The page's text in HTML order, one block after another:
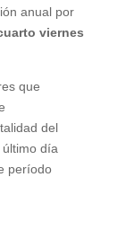
anual por
viernes
que
del
día
período